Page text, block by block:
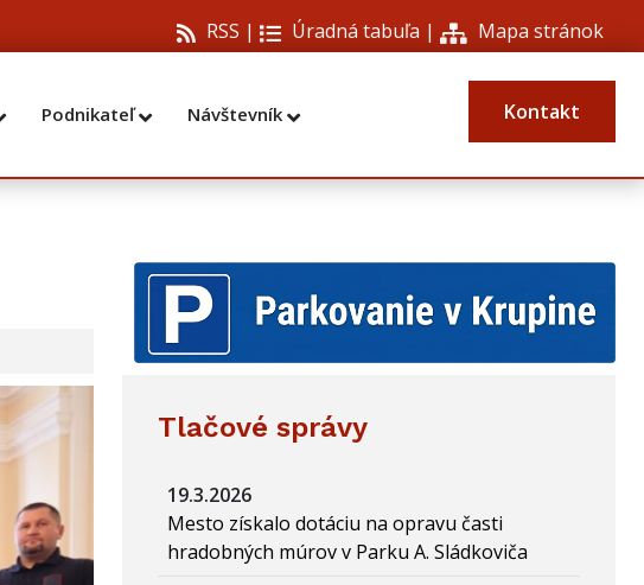
RSS | Úradná tabuľa | Mapa stránok
Podnikateľ Návštevník Kontakt
Tlačové správy
19.3.2026
Mesto získalo dotáciu na opravu časti
hradobných múrov v Parku A. Sládkoviča